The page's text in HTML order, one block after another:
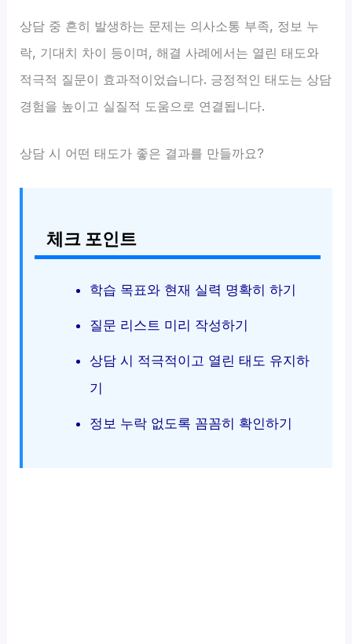
상담 중 흔히 발생하는 문제는 의사소통 부족, 정보 누
락, 기대치 차이 등이며, 해결 사례에서는 열린 태도와
적극적 질문이 효과적이었습니다. 긍정적인 태도는 상담
경험을 높이고 실질적 도움으로 연결됩니다.
상담 시 어떤 태도가 좋은 결과를 만들까요?
체크 포인트
학습 목표와 현재 실력 명확히 하기
질문 리스트 미리 작성하기
상담 시 적극적이고 열린 태도 유지하
기
정보 누락 없도록 꼼꼼히 확인하기